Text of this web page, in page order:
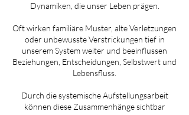
Dynamiken, die unser Leben prägen.
Oft wirken familiäre Muster, alte Verletzungen
oder unbewusste Verstrickungen tief in
unserem System weiter und beeinflussen
Beziehungen, Entscheidungen, Selbstwert und
Lebensfluss.
Durch die systemische Aufstellungsarbeit
können diese Zusammenhänge sichtbar